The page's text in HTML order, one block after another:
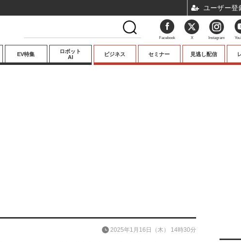
EV特集
ロボット
AI
ビジネス セミナー 見逃し配信
2025年1月16日（木） 14時30分
Facebook X Instagram
ユーザー登